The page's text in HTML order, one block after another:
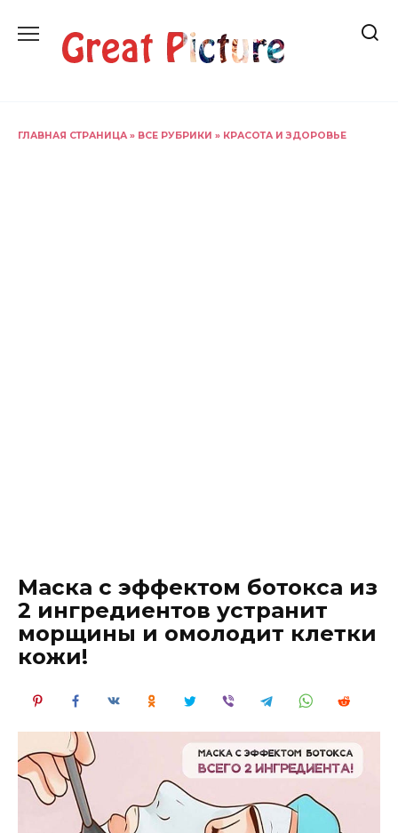
содержанию
ГЛАВНАЯ СТРАНИЦА » ВСЕ РУБРИКИ » КРАСОТА И ЗДОРОВЬЕ
Маска с эффектом ботокса из
2 ингредиентов устранит
морщины и омолодит клетки
кожи!